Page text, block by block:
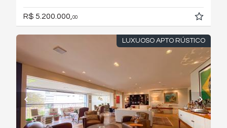
R$ 5.200.000, 00
LUXUOSO APTO RÚSTICO